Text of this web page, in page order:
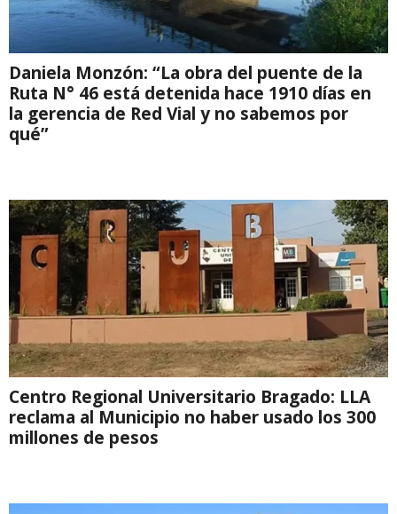
Daniela Monzón: “La obra del puente de la
Ruta N° 46 está detenida hace 1910 días en
la gerencia de Red Vial y no sabemos por
qué”
Centro Regional Universitario Bragado: LLA
reclama al Municipio no haber usado los 300
millones de pesos